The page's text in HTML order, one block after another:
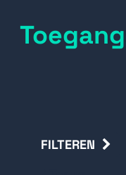
FILTEREN